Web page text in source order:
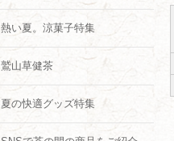
熱い夏。涼菓子特集
鷲山草健茶
夏の快適グッズ特集